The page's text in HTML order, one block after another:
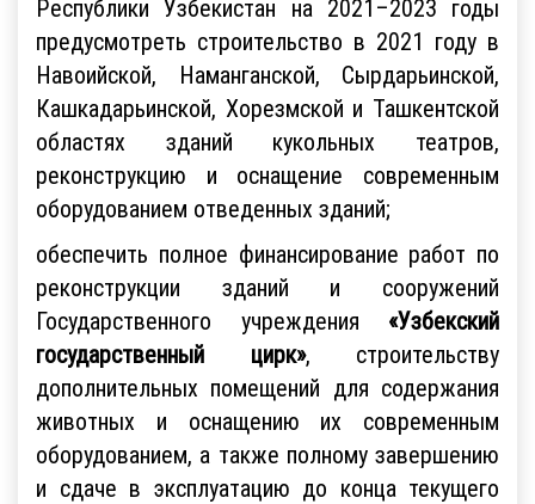
Республики Узбекистан на 2021–2023 годы
предусмотреть строительство в 2021 году в
Навоийской, Наманганской, Сырдарьинской,
Кашкадарьинской, Хорезмской и Ташкентской
областях зданий кукольных театров,
реконструкцию и оснащение современным
оборудованием отведенных зданий;
обеспечить полное финансирование работ по
реконструкции зданий и сооружений
Государственного учреждения «Узбекский
государственный цирк», строительству
дополнительных помещений для содержания
животных и оснащению их современным
оборудованием, а также полному завершению
и сдаче в эксплуатацию до конца текущего